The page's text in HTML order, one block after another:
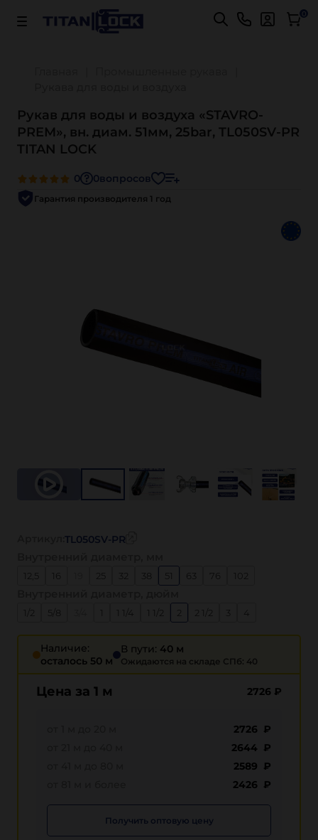
Важно! Для оплаты заказов Подробнее 0
Рукав для воды и воздуха «STAVRO-
PREM», вн. диам. 51мм, 25bar, TL050SV-PR
TITAN LOCK
0 0вопросов
Гарантия производителя 1 год
Наличие:
осталось 50 м
В пути: 40 м
Ожидаются на складе СПб: 40
Цена за 1 м 2726 ₽
2726 ₽
2644 ₽
2589 ₽
2426 ₽
Получить оптовую цену
TL050SV-PR
16 32 38 63 76
5/8 3